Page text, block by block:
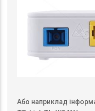
Або наприклад